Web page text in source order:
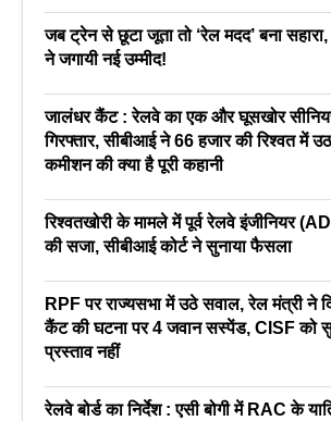
जब ट्रेन से छूटा जूता तो ‘रेल मदद’ बना
ने जगायी नई उम्मीद!
जालंधर कैंट : रेलवे का एक और घूसखोर
गिरफ्तार, सीबीआई ने 66 हजार की रिश्वत में
कमीशन की क्या है पूरी कहानी
रिश्वतखोरी के मामले में पूर्व रेलवे इंजीनियर
की सजा, सीबीआई कोर्ट ने सुनाया फैसला
RPF पर राज्यसभा में उठे सवाल, रेल मंत्री ने
कैंट की घटना पर 4 जवान सस्पेंड, CISF को
प्रस्ताव नहीं
रेलवे बोर्ड का निर्देश : एसी बोगी में RAC के